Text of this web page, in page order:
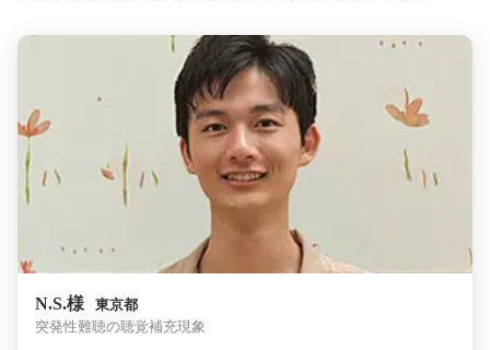
N.S.様 東京都
突発性難聴の聴覚補充現象